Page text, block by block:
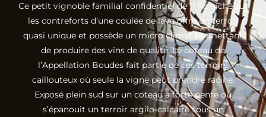
Ce petit vignoble familial confidentiel de 11 ha niché sur
les contreforts d’une coulée de lave offre un terroir
quasi unique et possède un micro climat permettant
de produire des vins de qualité. Le coteau de
l’Appellation Boudes fait partie de ces terroirs
caillouteux où seule la vigne peut prendre racine.
Exposé plein sud sur un coteau à forte pente où
s’épanouit un terroir argilo-calcaire sous un